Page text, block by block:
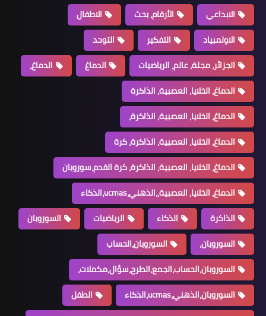
الابداعي
الأرقام، بحث
الاطفال
الاولمبياد
التفكير
التوحد
الجزائر، مجلة، عالم، الرياضيات
الدماغ
الدماغ،
الدماغ، الخلايا، العصبية، الذاكرة
الدماغ، الخلايا، العصبية، الذاكرة،
الدماغ، الخلايا، العصبية، الذاكرة، كرة
الدماغ، الخلايا، العصبية، الذاكرة، كرة القدم،سوروبان
الدماغ، الخلايا، العصبية،،الذهني،ucmas،الذكاء
الذاكرة
الذكاء الرياضيات
السوروبان
السوروبان،
السوروبان،الحساب
السوروبان،الحساب،الجمع،الطرح،سؤال،مكملات،
السوروبان،الذهني،ucmas،الذكاء
الطفل